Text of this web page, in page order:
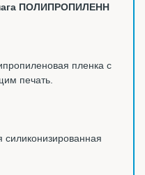
ПОЛИПРОПИЛЕНН
пленка с
печать.
силиконизированная